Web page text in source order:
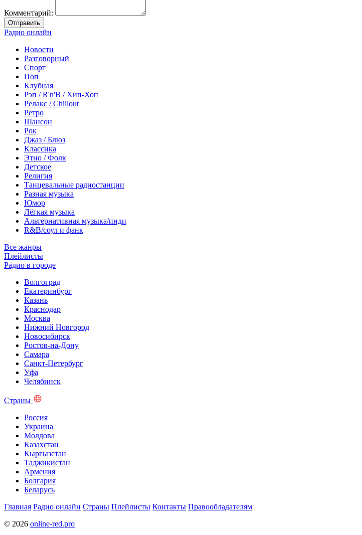
Комментарий:
Отправить
Радио онлайн
Новости
Разговорный
Спорт
Поп
Клубная
Рэп / R'n'B / Хип-Хоп
Релакс / Chillout
Ретро
Шансон
Рок
Джаз / Блюз
Классика
Этно / Фолк
Детское
Религия
Танцевальные радиостанции
Разная музыка
Юмор
Лёгкая музыка
Альтернативная музыка/инди
R&B/cоул и фанк
Все жанры
Плейлисты
Радио в городе
Волгоград
Екатеринбург
Казань
Краснодар
Москва
Нижний Новгород
Новосибирск
Ростов-на-Дону
Самара
Санкт-Петербург
Уфа
Челябинск
Страны
Россия
Украина
Молдова
Казахстан
Кыргызстан
Таджикистан
Армения
Болгария
Беларусь
Главная Радио онлайн Страны Плейлисты Контакты Правообладателям
© 2026 online-red.pro